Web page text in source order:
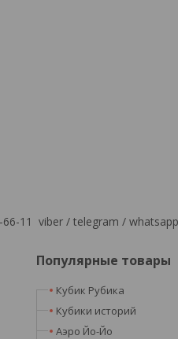
11 viber / telegram / whatsapp
Популярные товары
Кубик Рубика
Кубики историй
Аэро Йо-Йо